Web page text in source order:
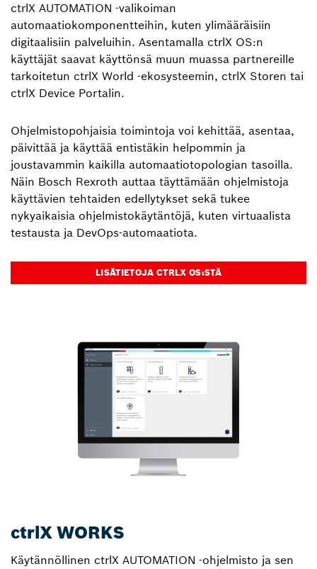
ctrlX AUTOMATION ‑valikoiman
automaatiokomponentteihin, kuten ylimääräisiin
digitaalisiin palveluihin. Asentamalla ctrlX OS:n
käyttäjät saavat käyttönsä muun muassa partnereille
tarkoitetun ctrlX World ‑ekosysteemin, ctrlX Storen tai
ctrlX Device Portalin.
Ohjelmistopohjaisia toimintoja voi kehittää, asentaa,
päivittää ja käyttää entistäkin helpommin ja
joustavammin kaikilla automaatiotopologian tasoilla.
Näin Bosch Rexroth auttaa täyttämään ohjelmistoja
käyttävien tehtaiden edellytykset sekä tukee
nykyaikaisia ohjelmistokäytäntöjä, kuten virtuaalista
testausta ja DevOps-automaatiota.
LISÄTIETOJA CTRLX OS:STÄ
ctrlX WORKS
Käytännöllinen ctrlX AUTOMATION ‑ohjelmisto ja sen